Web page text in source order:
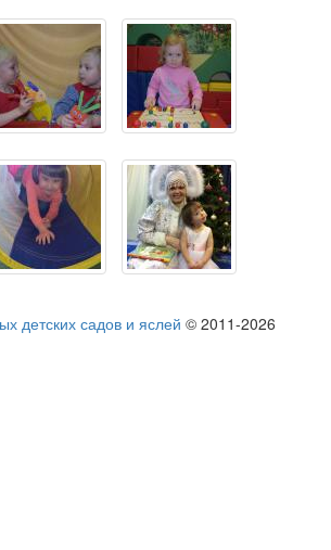
детских садов и яслей © 2011-2026